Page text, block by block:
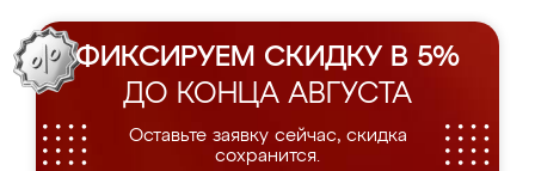
ФИКСИРУЕМ СКИДКУ В 5%
ДО КОНЦА АВГУСТА
Оставьте заявку сейчас, скидка
сохранится.